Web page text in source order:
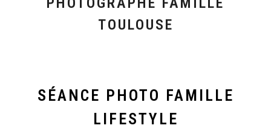
TOULOUSE
SÉANCE PHOTO FAMILLE
LIFESTYLE